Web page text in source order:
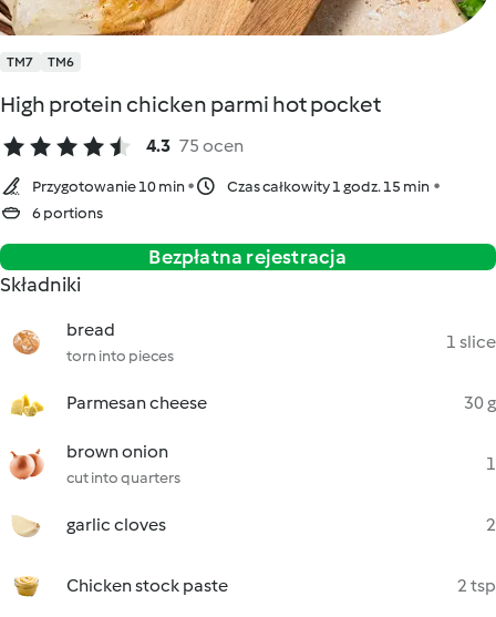
TM7 TM6
High protein chicken parmi hot pocket
4.3 75 ocen
Przygotowanie 10 min
Czas całkowity 1 godz. 15 min
6 portions
Bezpłatna rejestracja
Składniki
bread
torn into pieces
1 slice
Parmesan cheese 30 g
brown onion
cut into quarters
1
garlic cloves 2
Chicken stock paste 2 tsp